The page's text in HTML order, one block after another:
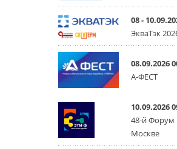
Президент
Москве
Омск с
31 ИЮЛЯ 2026
Carrier
работающую
31 ИЮЛЯ 2026
Mitsubishi
08 -
ЭкваТэк
08.09.2026
А-ФЕСТ
10.09.2026
48-й Форум
Москве